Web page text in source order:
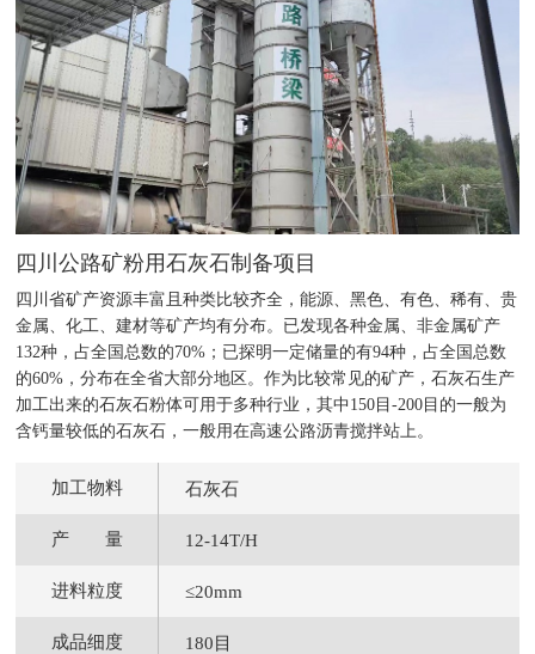
四川公路矿粉用石灰石制备项目
四川省矿产资源丰富且种类比较齐全，能源、黑色、有色、稀有、贵
金属、化工、建材等矿产均有分布。已发现各种金属、非金属矿产
132种，占全国总数的70%；已探明一定储量的有94种，占全国总数
的60%，分布在全省大部分地区。作为比较常见的矿产，石灰石生产
加工出来的石灰石粉体可用于多种行业，其中150目-200目的一般为
含钙量较低的石灰石，一般用在高速公路沥青搅拌站上。
加工物料 石灰石
产 量 12-14T/H
进料粒度 ≤20mm
成品细度 180目